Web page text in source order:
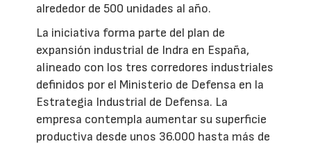
alrededor de 500 unidades al año.
La iniciativa forma parte del plan de
expansión industrial de Indra en España,
alineado con los tres corredores industriales
definidos por el Ministerio de Defensa en la
Estrategia Industrial de Defensa. La
empresa contempla aumentar su superficie
productiva desde unos 36.000 hasta más de